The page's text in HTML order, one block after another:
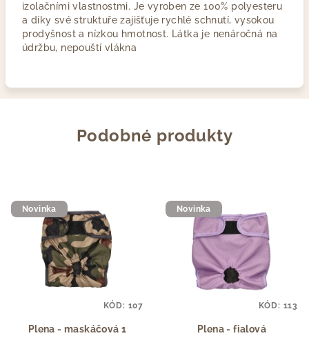
izolačními vlastnostmi. Je vyroben ze 100% polyesteru
a díky své struktuře zajišťuje rychlé schnutí, vysokou
prodyšnost a nízkou hmotnost. Látka je nenáročná na
údržbu, nepouští vlákna
Podobné produkty
Novinka
Plena - maskáčová 1
KÓD: 107
Novinka
Plena - fialová
KÓD: 113